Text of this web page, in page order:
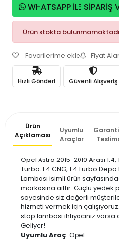
WHATSAPP İLE SİPARİŞ
Ürün stokta
Favorilerime ekle Fiyat
Hızlı Gönderi Güvenli Alışveriş
Ürün
Açıklaması
Uyumlu
Araçlar
Opel Astra 2015-2019 Arası 1.4,
Turbo, 1.4 CNG, 1.4 Turbo
Lambası isimli ürün
markasına aittir. Güçlü yedek
sayesinde siz değerli
hizmeti vermek için
stop lambası ihtiyacınız
Geliyor!
Uyumlu Araç: Opel